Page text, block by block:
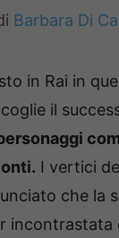
Barbara Di
in Rai in
il
I vertici
che la
incontrastata